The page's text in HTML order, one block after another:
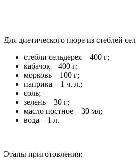
Для диетического пюре из стеблей
стебли сельдерея – 400 г;
кабачок – 400 г;
морковь – 100 г;
паприка – 1 ч. л.;
соль;
зелень – 30 г;
масло постное – 30 мл;
вода – 1 л.
Этапы приготовления: